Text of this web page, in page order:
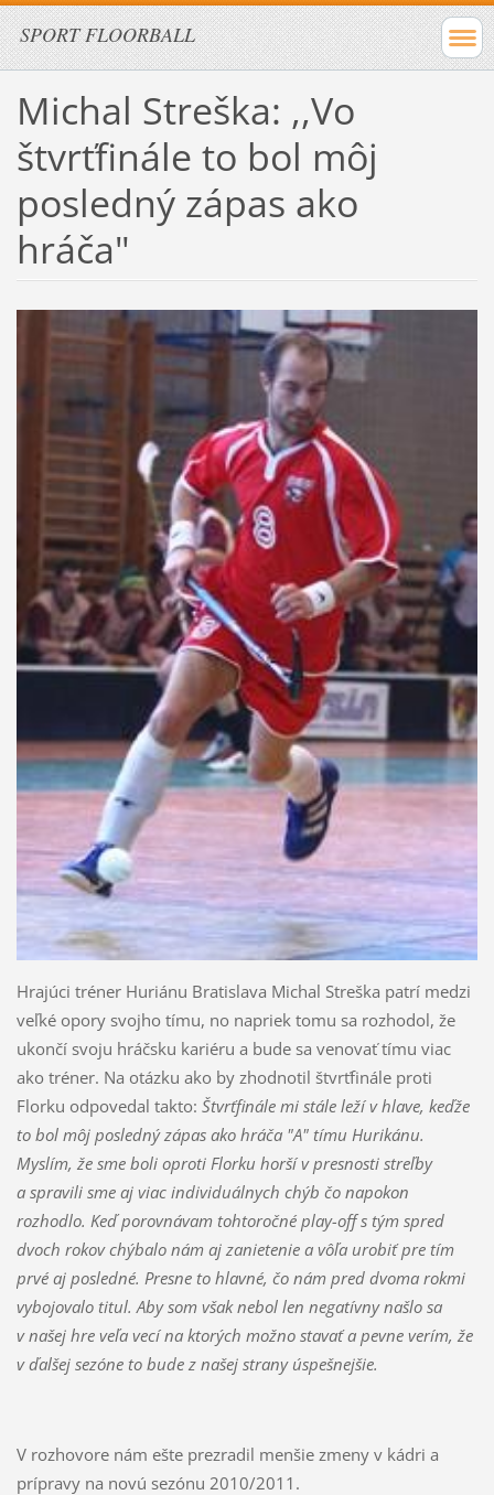
SPORT FLOORBALL
Michal Streška: ,,Vo
štvrťfinále to bol môj
posledný zápas ako
hráča"
Hrajúci tréner Huriánu Bratislava Michal Streška patrí medzi
veľké opory svojho tímu, no napriek tomu sa rozhodol, že
ukončí svoju hráčsku kariéru a bude sa venovať tímu viac
ako tréner. Na otázku ako by zhodnotil štvrťfinále proti
Florku odpovedal takto: Štvrťfinále mi stále leží v hlave, keďže
to bol môj posledný zápas ako hráča "A" tímu Hurikánu.
Myslím, že sme boli oproti Florku horší v presnosti streľby
a spravili sme aj viac individuálnych chýb čo napokon
rozhodlo. Keď porovnávam tohtoročné play-off s tým spred
dvoch rokov chýbalo nám aj zanietenie a vôľa urobiť pre tím
prvé aj posledné. Presne to hlavné, čo nám pred dvoma rokmi
vybojovalo titul. Aby som však nebol len negatívny našlo sa
v našej hre veľa vecí na ktorých možno stavať a pevne verím, že
v ďalšej sezóne to bude z našej strany úspešnejšie.
V rozhovore nám ešte prezradil menšie zmeny v kádri a
prípravy na novú sezónu 2010/2011.